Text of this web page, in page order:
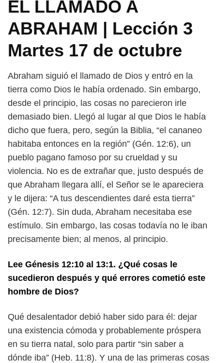
EL LLAMADO A
ABRAHAM | Lección 3
Martes 17 de octubre
Abraham siguió el llamado de Dios y entró en la
tierra como Dios le había ordenado. Sin embargo,
desde el principio, las cosas no parecieron irle
demasiado bien. Llegó al lugar al que Dios le había
dicho que fuera, pero, según la Biblia, “el cananeo
habitaba entonces en la región” (Gén. 12:6), un
pueblo pagano famoso por su crueldad y su
violencia. No es de extrañar que, justo después de
que Abraham llegara allí, el Señor se le apareciera
y le dijera: “A tus descendientes daré esta tierra”
(Gén. 12:7). Sin duda, Abraham necesitaba ese
estímulo. Sin embargo, las cosas todavía no le iban
precisamente bien; al menos, al principio.
Lee Génesis 12:10 al 13:1. ¿Qué cosas le
sucedieron después y qué errores cometió este
hombre de Dios?
Qué desalentador debió haber sido para él: dejar
una existencia cómoda y probablemente próspera
en su tierra natal, solo para partir “sin saber a
dónde iba” (Heb. 11:8). Y una de las primeras cosas